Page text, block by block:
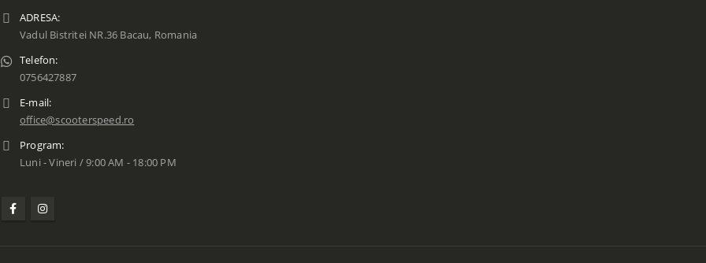
ADRESA:
Vadul Bistritei NR.36 Bacau, Romania
Telefon:
0756427887
E-mail:
office@scooterspeed.ro
Program:
Luni - Vineri / 9:00 AM - 18:00 PM